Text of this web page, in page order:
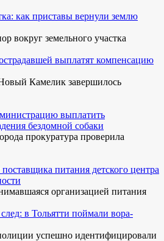
как приставы вернули землю
вокруг земельного участка
выплатят компенсацию
Камелик завершилось
выплатить
бездомной собаки
прокуратура проверила
питания детского центра
организацией питания
в Тольятти поймали вора-
успешно идентифицировали